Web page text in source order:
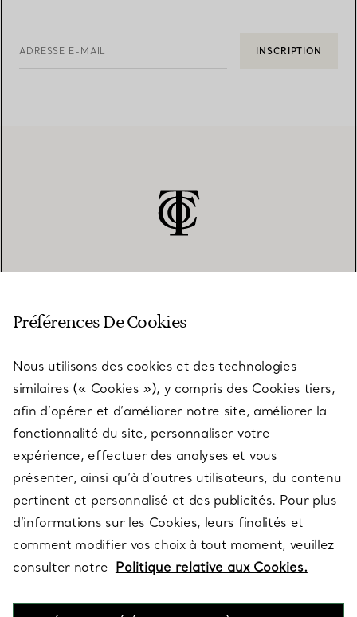
ADRESSE E-MAIL INSCRIPTION
SERVICES
À PROPOS
QUESTIONS LÉGALES
SUIVEZ-NOUS
Préférences De Cookies
Nous utilisons des cookies et des technologies
similaires (« Cookies »), y compris des Cookies tiers,
afin d’opérer et d’améliorer notre site, améliorer la
fonctionnalité du site, personnaliser votre
expérience, effectuer des analyses et vous
présenter, ainsi qu’à d’autres utilisateurs, du contenu
pertinent et personnalisé et des publicités. Pour plus
d’informations sur les Cookies, leurs finalités et
comment modifier vos choix à tout moment, veuillez
consulter notre Politique relative aux Cookies.